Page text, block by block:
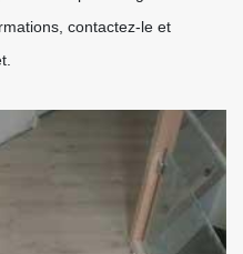
contactez-le et